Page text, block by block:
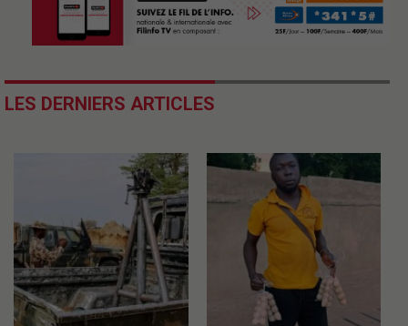
LES DERNIERS ARTICLES